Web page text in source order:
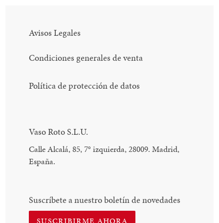
Avisos Legales
Condiciones generales de venta
Política de protección de datos
Vaso Roto S.L.U.
Calle Alcalá, 85, 7° izquierda, 28009. Madrid,
España.
Suscríbete a nuestro boletín de novedades